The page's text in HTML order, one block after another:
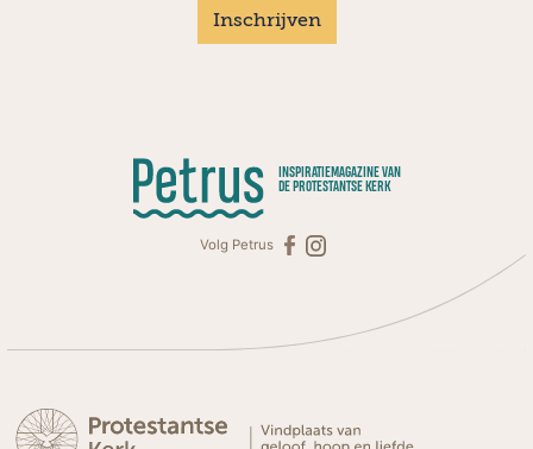
Inschrijven
INSPIRATIEMAGAZINE VAN
DE PROTESTANTSE KERK
Volg Petrus